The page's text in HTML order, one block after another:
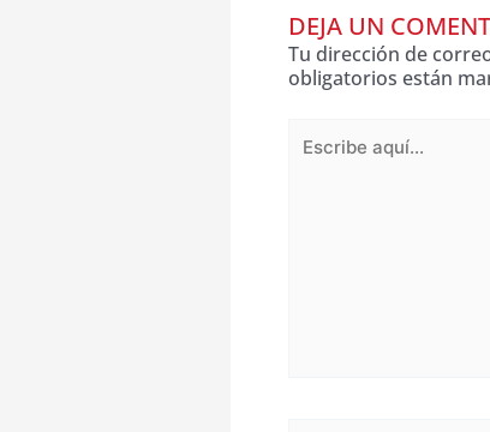
DEJA UN
Tu dirección de
obligatorios están
aquí...